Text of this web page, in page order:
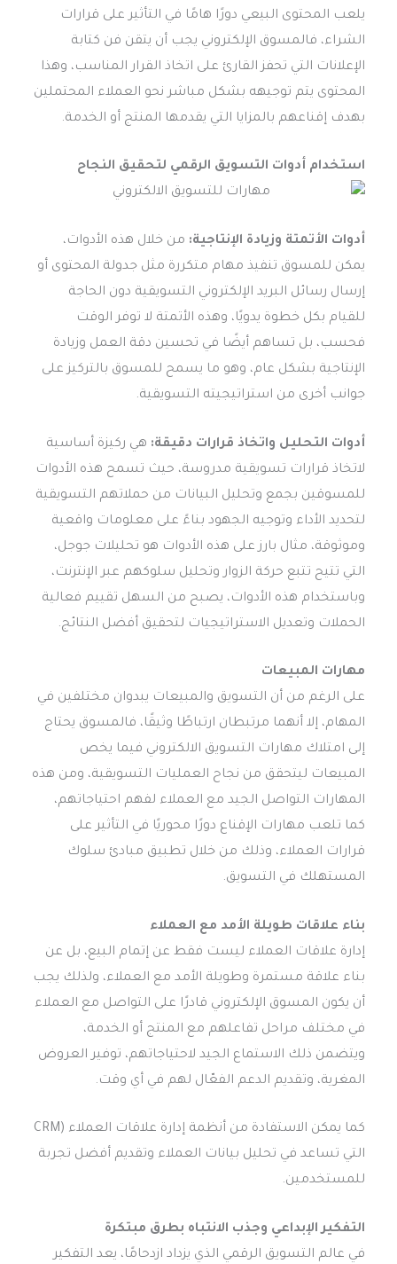
يلعب المحتوى البيعي دورًا هامًا في التأثير على قرارات
الشراء، فالمسوق الإلكتروني يجب أن يتقن فن كتابة
الإعلانات التي تحفز القارئ على اتخاذ القرار المناسب، وهذا
المحتوى يتم توجيهه بشكل مباشر نحو العملاء المحتملين
بهدف إقناعهم بالمزايا التي يقدمها المنتج أو الخدمة.
استخدام أدوات التسويق الرقمي لتحقيق النجاح
أدوات الأتمتة وزيادة الإنتاجية: من خلال هذه الأدوات،
يمكن للمسوق تنفيذ مهام متكررة مثل جدولة المحتوى أو
إرسال رسائل البريد الإلكتروني التسويقية دون الحاجة
للقيام بكل خطوة يدويًا، وهذه الأتمتة لا توفر الوقت
فحسب، بل تساهم أيضًا في تحسين دقة العمل وزيادة
الإنتاجية بشكل عام، وهو ما يسمح للمسوق بالتركيز على
جوانب أخرى من استراتيجيته التسويقية.
أدوات التحليل واتخاذ قرارات دقيقة: هي ركيزة أساسية
لاتخاذ قرارات تسويقية مدروسة، حيث تسمح هذه الأدوات
للمسوقين بجمع وتحليل البيانات من حملاتهم التسويقية
لتحديد الأداء وتوجيه الجهود بناءً على معلومات واقعية
وموثوقة، مثال بارز على هذه الأدوات هو تحليلات جوجل،
التي تتيح تتبع حركة الزوار وتحليل سلوكهم عبر الإنترنت،
وباستخدام هذه الأدوات، يصبح من السهل تقييم فعالية
الحملات وتعديل الاستراتيجيات لتحقيق أفضل النتائج.
مهارات المبيعات
على الرغم من أن التسويق والمبيعات يبدوان مختلفين في
المهام، إلا أنهما مرتبطان ارتباطًا وثيقًا، فالمسوق يحتاج
إلى امتلاك مهارات التسويق الالكتروني فيما يخص
المبيعات ليتحقق من نجاح العمليات التسويقية، ومن هذه
المهارات التواصل الجيد مع العملاء لفهم احتياجاتهم،
كما تلعب مهارات الإقناع دورًا محوريًا في التأثير على
قرارات العملاء، وذلك من خلال تطبيق مبادئ سلوك
المستهلك في التسويق.
بناء علاقات طويلة الأمد مع العملاء
إدارة علاقات العملاء ليست فقط عن إتمام البيع، بل عن
بناء علاقة مستمرة وطويلة الأمد مع العملاء، ولذلك يجب
أن يكون المسوق الإلكتروني قادرًا على التواصل مع العملاء
في مختلف مراحل تفاعلهم مع المنتج أو الخدمة،
ويتضمن ذلك الاستماع الجيد لاحتياجاتهم، توفير العروض
المغرية، وتقديم الدعم الفعّال لهم في أي وقت.
كما يمكن الاستفادة من أنظمة إدارة علاقات العملاء (CRM
التي تساعد في تحليل بيانات العملاء وتقديم أفضل تجربة
للمستخدمين.
التفكير الإبداعي وجذب الانتباه بطرق مبتكرة
في عالم التسويق الرقمي الذي يزداد ازدحامًا، يعد التفكير